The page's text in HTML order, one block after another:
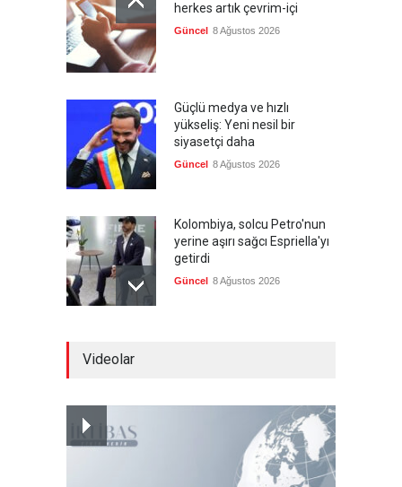
herkes artık çevrim-içi
Güncel 8 Ağustos 2026
Güçlü medya ve hızlı
yükseliş: Yeni nesil bir
siyasetçi daha
Güncel 8 Ağustos 2026
Kolombiya, solcu Petro'nun
yerine aşırı sağcı Espriella'yı
getirdi
Güncel 8 Ağustos 2026
Brezilya, ABD'ye karşı
Meksika'yı yanına çekmeye
Videolar